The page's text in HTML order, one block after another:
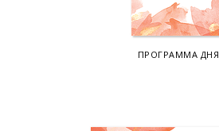
ПРОГРАММА ДНЯ